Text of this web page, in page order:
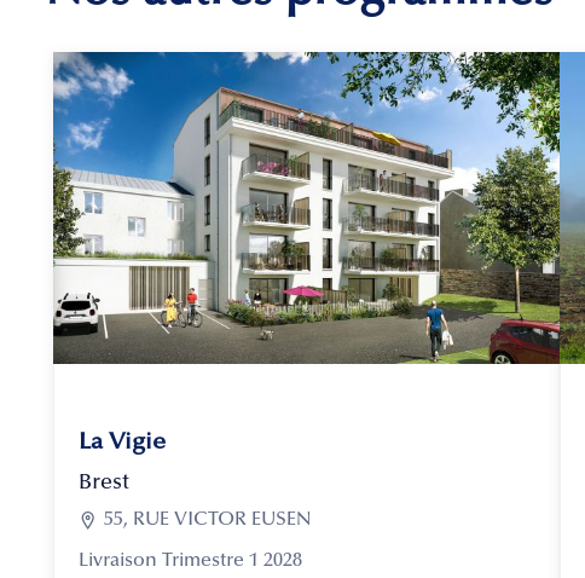
La Vigie
Brest
 55, RUE VICTOR EUSEN
Livraison Trimestre 1 2028